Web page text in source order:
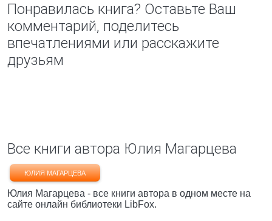
Понравилась книга? Оставьте Ваш
комментарий, поделитесь
впечатлениями или расскажите
друзьям
Все книги автора Юлия Магарцева
ЮЛИЯ МАГАРЦЕВА
Юлия Магарцева - все книги автора в одном месте на
сайте онлайн библиотеки LibFox.